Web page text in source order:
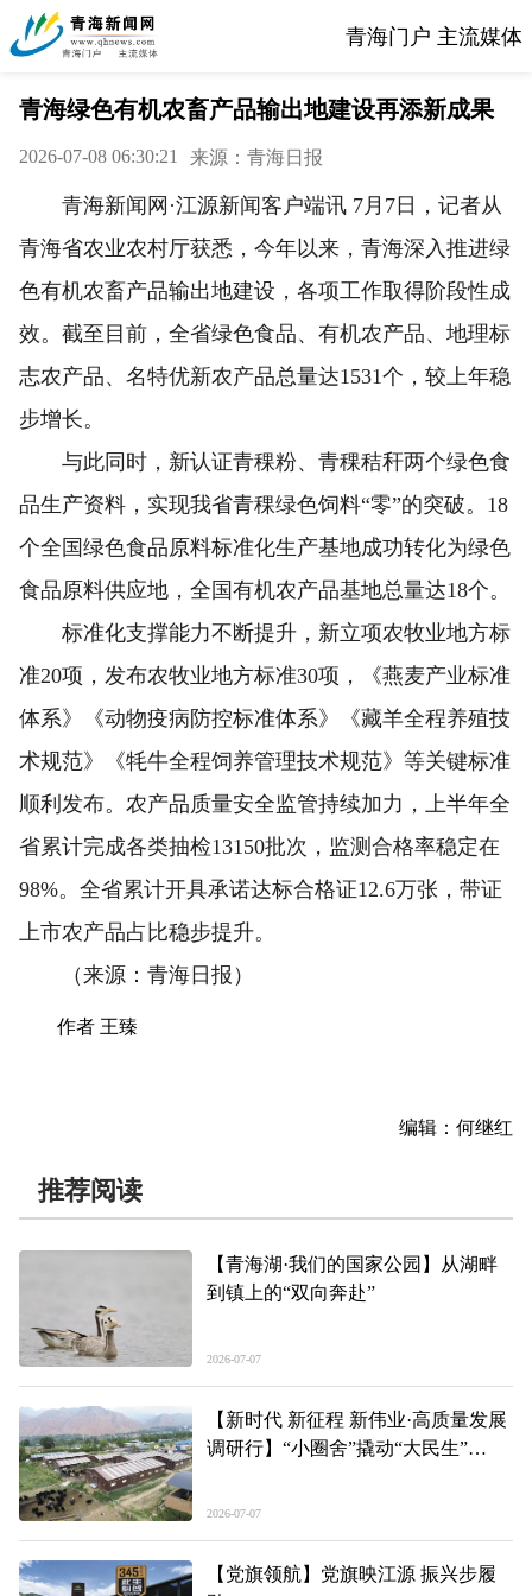
青海门户 主流媒体
青海绿色有机农畜产品输出地建设再添新成果
2026-07-08 06:30:21 来源：青海日报
青海新闻网·江源新闻客户端讯 7月7日，记者从
青海省农业农村厅获悉，今年以来，青海深入推进绿
色有机农畜产品输出地建设，各项工作取得阶段性成
效。截至目前，全省绿色食品、有机农产品、地理标
志农产品、名特优新农产品总量达1531个，较上年稳
步增长。
与此同时，新认证青稞粉、青稞秸秆两个绿色食
品生产资料，实现我省青稞绿色饲料“零”的突破。18
个全国绿色食品原料标准化生产基地成功转化为绿色
食品原料供应地，全国有机农产品基地总量达18个。
标准化支撑能力不断提升，新立项农牧业地方标
准20项，发布农牧业地方标准30项，《燕麦产业标准
体系》《动物疫病防控标准体系》《藏羊全程养殖技
术规范》《牦牛全程饲养管理技术规范》等关键标准
顺利发布。农产品质量安全监管持续加力，上半年全
省累计完成各类抽检13150批次，监测合格率稳定在
98%。全省累计开具承诺达标合格证12.6万张，带证
上市农产品占比稳步提升。
（来源：青海日报）
作者 王臻
编辑：何继红
推荐阅读
【青海湖·我们的国家公园】从湖畔
到镇上的“双向奔赴”
2026-07-07
【新时代 新征程 新伟业·高质量发展
调研行】“小圈舍”撬动“大民生”
置补贴观察
2026-07-07
【党旗领航】党旗映江源 振兴步履